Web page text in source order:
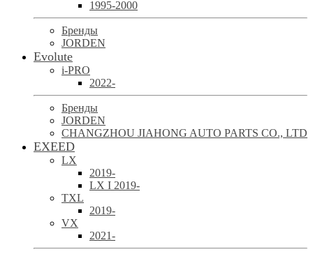
1995-2000
Бренды
JORDEN
Evolute
i-PRO
2022-
Бренды
JORDEN
CHANGZHOU JIAHONG AUTO PARTS CO., LTD
EXEED
LX
2019-
LX I 2019-
TXL
2019-
VX
2021-